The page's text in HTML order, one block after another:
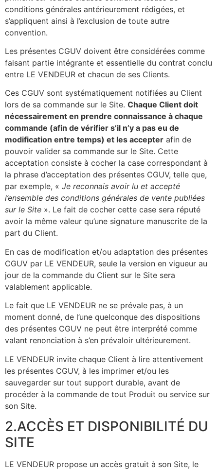
conditions générales antérieurement rédigées, et
s’appliquent ainsi à l’exclusion de toute autre
convention.
Les présentes CGUV doivent être considérées comme
faisant partie intégrante et essentielle du contrat conclu
entre LE VENDEUR et chacun de ses Clients.
Ces CGUV sont systématiquement notifiées au Client
lors de sa commande sur le Site. Chaque Client doit
nécessairement en prendre connaissance à chaque
commande (afin de vérifier s’il n’y a pas eu de
modification entre temps) et les accepter afin de
pouvoir valider sa commande sur le Site. Cette
acceptation consiste à cocher la case correspondant à
la phrase d’acceptation des présentes CGUV, telle que,
par exemple, « Je reconnais avoir lu et accepté
l’ensemble des conditions générales de vente publiées
sur le Site ». Le fait de cocher cette case sera réputé
avoir la même valeur qu’une signature manuscrite de la
part du Client.
En cas de modification et/ou adaptation des présentes
CGUV par LE VENDEUR, seule la version en vigueur au
jour de la commande du Client sur le Site sera
valablement applicable.
Le fait que LE VENDEUR ne se prévale pas, à un
moment donné, de l’une quelconque des dispositions
des présentes CGUV ne peut être interprété comme
valant renonciation à s’en prévaloir ultérieurement.
LE VENDEUR invite chaque Client à lire attentivement
les présentes CGUV, à les imprimer et/ou les
sauvegarder sur tout support durable, avant de
procéder à la commande de tout Produit ou service sur
son Site.
2.ACCÈS ET DISPONIBILITÉ DU
SITE
LE VENDEUR propose un accès gratuit à son Site, le